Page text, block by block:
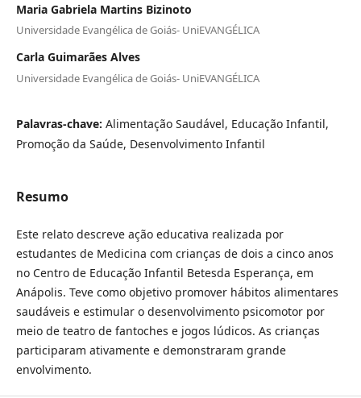
Maria Gabriela Martins Bizinoto
Universidade Evangélica de Goiás- UniEVANGÉLICA
Carla Guimarães Alves
Universidade Evangélica de Goiás- UniEVANGÉLICA
Palavras-chave: Alimentação Saudável, Educação Infantil,
Promoção da Saúde, Desenvolvimento Infantil
Resumo
Este relato descreve ação educativa realizada por
estudantes de Medicina com crianças de dois a cinco anos
no Centro de Educação Infantil Betesda Esperança, em
Anápolis. Teve como objetivo promover hábitos alimentares
saudáveis e estimular o desenvolvimento psicomotor por
meio de teatro de fantoches e jogos lúdicos. As crianças
participaram ativamente e demonstraram grande
envolvimento.